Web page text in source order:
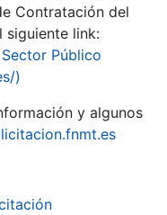
Contratación del
siguiente link:
Público
)
y algunos